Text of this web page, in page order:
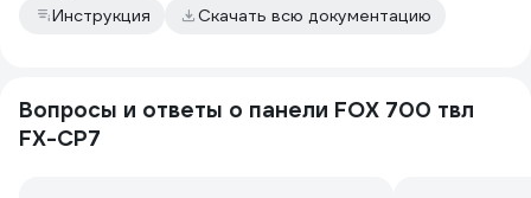
Инструкция Скачать всю документацию
Вопросы и ответы о панели FOX 700 твл
FX-CP7